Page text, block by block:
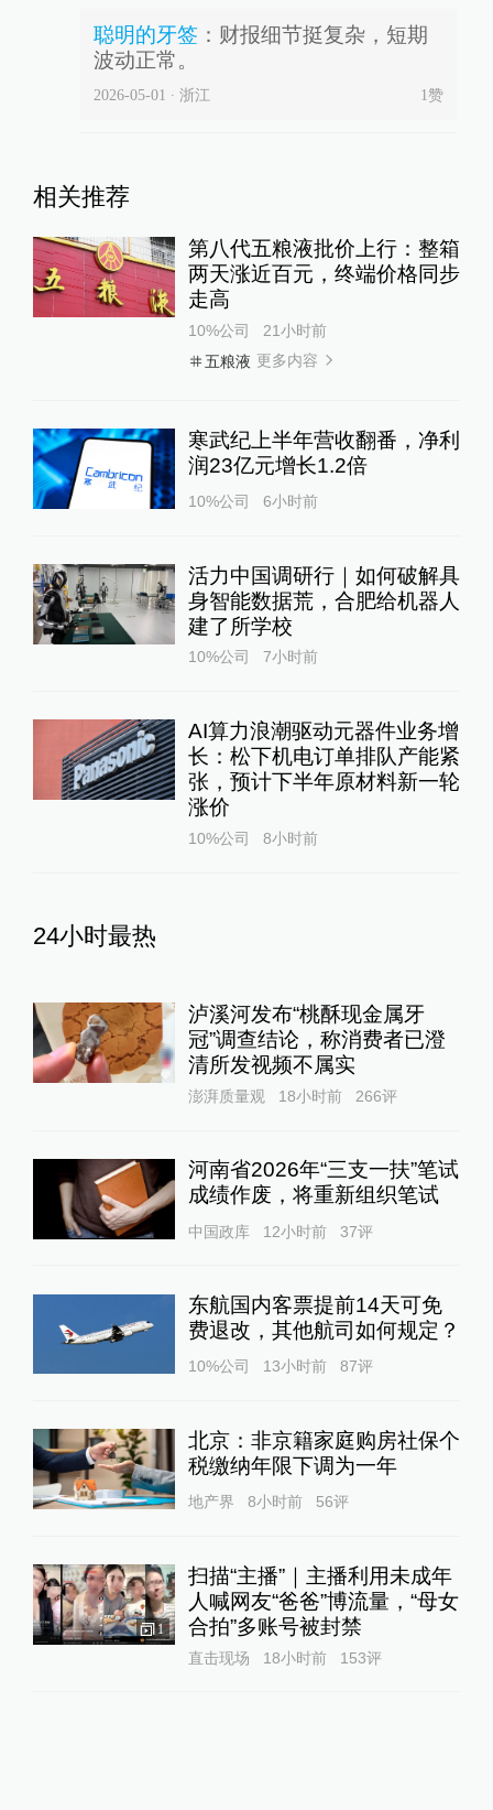
聪明的牙签： 财报细节挺复杂，短期
波动正常。
2026-05-01 ∙ 浙江 1赞
相关推荐
第八代五粮液批价上行：整箱
两天涨近百元，终端价格同步
走高
10%公司
21小时前
五粮液 更多内容
寒武纪上半年营收翻番，净利
润23亿元增长1.2倍
10%公司 6小时前
活力中国调研行｜如何破解具
身智能数据荒，合肥给机器人
建了所学校
10%公司 7小时前
AI算力浪潮驱动元器件业务增
长：松下机电订单排队产能紧
张，预计下半年原材料新一轮
涨价
10%公司 8小时前
24小时最热
泸溪河发布“桃酥现金属牙
冠”调查结论，称消费者已澄
清所发视频不属实
澎湃质量观 18小时前 266评
河南省2026年“三支一扶”笔试
成绩作废，将重新组织笔试
中国政库 12小时前 37评
东航国内客票提前14天可免
费退改，其他航司如何规定？
10%公司 13小时前 87评
北京：非京籍家庭购房社保个
税缴纳年限下调为一年
地产界 8小时前 56评
1
扫描“主播”｜主播利用未成年
人喊网友“爸爸”博流量，“母女
合拍”多账号被封禁
直击现场 18小时前 153评